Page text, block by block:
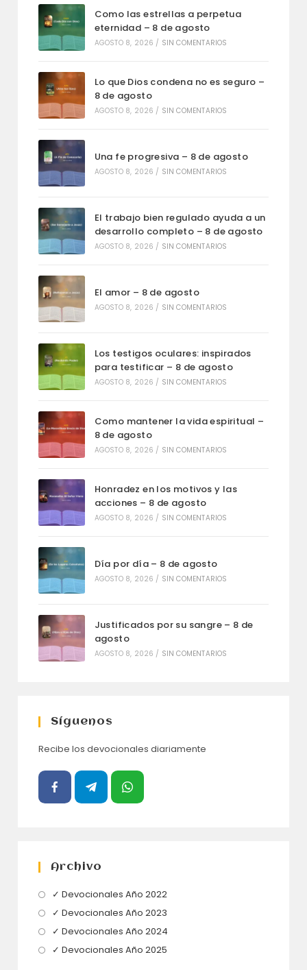
Como las estrellas a perpetua
eternidad – 8 de agosto
AGOSTO 8, 2026 / SIN COMENTARIOS
Lo que Dios condena no es seguro –
8 de agosto
AGOSTO 8, 2026 / SIN COMENTARIOS
Una fe progresiva – 8 de agosto
AGOSTO 8, 2026 / SIN COMENTARIOS
El trabajo bien regulado ayuda a un
desarrollo completo – 8 de agosto
AGOSTO 8, 2026 / SIN COMENTARIOS
El amor – 8 de agosto
AGOSTO 8, 2026 / SIN COMENTARIOS
Los testigos oculares: inspirados
para testificar – 8 de agosto
AGOSTO 8, 2026 / SIN COMENTARIOS
Como mantener la vida espiritual –
8 de agosto
AGOSTO 8, 2026 / SIN COMENTARIOS
Honradez en los motivos y las
acciones – 8 de agosto
AGOSTO 8, 2026 / SIN COMENTARIOS
Día por día – 8 de agosto
AGOSTO 8, 2026 / SIN COMENTARIOS
Justificados por su sangre – 8 de
agosto
AGOSTO 8, 2026 / SIN COMENTARIOS
Síguenos
Recibe los devocionales diariamente
Archivo
✓ Devocionales Año 2022Se
✓ Devocionales Año 2023
abre
✓ Devocionales Año 2024
✓ Devocionales Año 2025